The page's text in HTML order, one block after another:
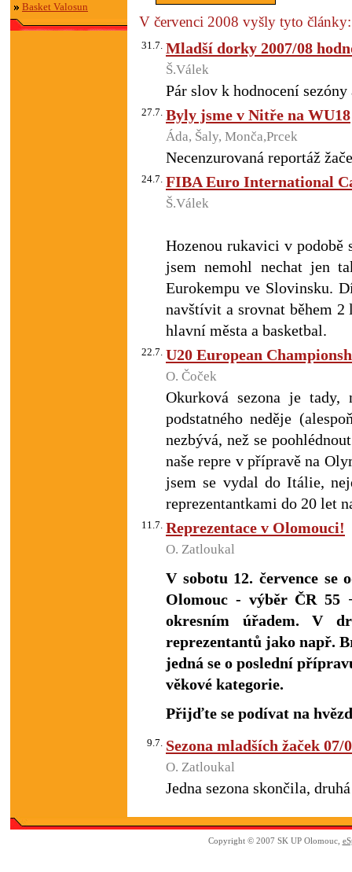
Basket Valosun
V červenci 2008 vyšly tyto články:
31.7. Mladší dorky 2007/08
Š.Válek
Pár slov k hodnocení
27.7. Byly jsme v Nitře na WU18
Áda, Šaly, Monča,Prcek
Necenzurovaná reportáž
24.7. FIBA Euro International
Š.Válek
Hozenou rukavici v
jsem nemohl nechat jen
Eurokempu ve Slovinsku.
navštívit a srovnat během
hlavní města a basketbal.
22.7. U20 European
O. Čoček
Okurková sezona je tady,
podstatného neděje
nezbývá, než se
naše repre v přípravě na
jsem se vydal do Itálie,
reprezentantkami do 20 let
11.7. Reprezentace v Olomouci!
O. Zatloukal
V sobotu 12. července se
Olomouc - výběr ČR 55
okresním úřadem. V
reprezentantů jako např.
jedná se o poslední
věkové kategorie.
Přijďte se podívat na
9.7. Sezona mladších žaček 07/
O. Zatloukal
Jedna sezona skončila,
Copyright © 2007 SK UP Olomouc,